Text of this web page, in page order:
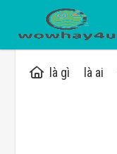
là gì là ai